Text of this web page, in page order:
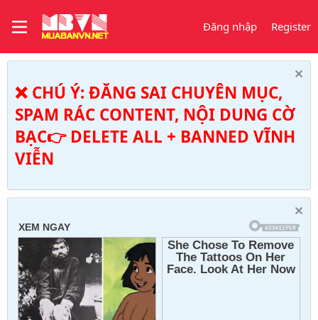
Đăng nhập Register
❌ CHÚ Ý: ĐĂNG SAI CHUYÊN MỤC,
SPAM RÁC CONTENT, NỘI DUNG CỜ
BẠC👉 DELETE ALL + BANNED VĨNH
VIỄN